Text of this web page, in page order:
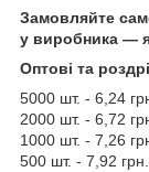
Замовляйте
у виробника —
Оптові та
5000 шт. - 6,24
2000 шт. - 6,72
1000 шт. - 7,26
500 шт. - 7,92 грн.